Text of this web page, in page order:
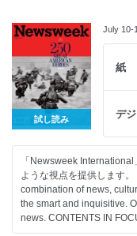
試し読み
July 10-
紙
デ
「Newsweek
ような視点を提供します
combination of news,
the smart and inquisitive.
news. CONTENTS IN